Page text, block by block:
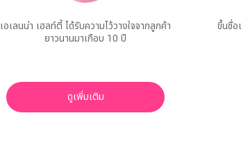
เอเลนน่า เฮลท์ตี้ ได้รับความไว้วางใจจากลูกค้า
ยาวนานมาเกือบ 10 ปี
ขึ้นชื่อ
ดูเพิ่มเติม